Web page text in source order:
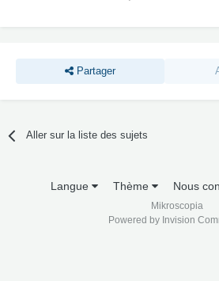
Partager
Aller sur la liste des sujets
Langue Thème Nous
Mikroscopia
Powered by Invision